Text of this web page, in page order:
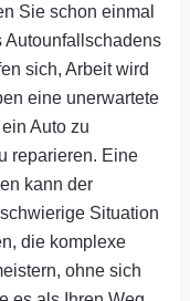
Sie schon einmal
Autounfallschadens
sich, Arbeit wird
eine unerwartete
Auto zu
reparieren. Eine
kann der
Situation
die komplexe
ohne sich